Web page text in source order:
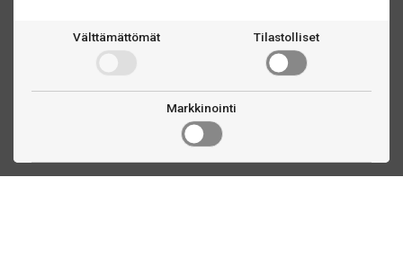
Välttämättömät Tilastolliset
Markkinointi